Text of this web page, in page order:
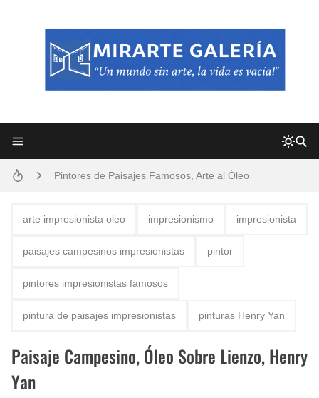
Pintores de Paisajes Famosos, Arte al Óleo
arte impresionista oleo impresionismo impresionista
paisajes campesinos impresionistas pintor
pintores impresionistas famosos
pintura de paisajes impresionistas pinturas Henry Yan
Paisaje Campesino, Óleo Sobre Lienzo, Henry
Yan